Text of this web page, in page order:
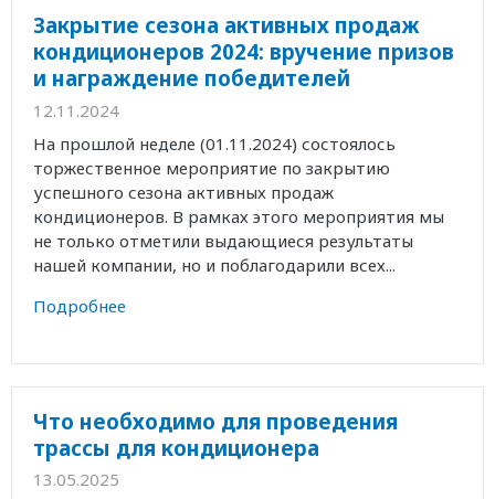
Закрытие сезона активных продаж
кондиционеров 2024: вручение призов
и награждение победителей
12.11.2024
На прошлой неделе (01.11.2024) состоялось
торжественное мероприятие по закрытию
успешного сезона активных продаж
кондиционеров. В рамках этого мероприятия мы
не только отметили выдающиеся результаты
нашей компании, но и поблагодарили всех...
Подробнее
Что необходимо для проведения
трассы для кондиционера
13.05.2025